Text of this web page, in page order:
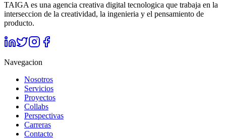
TAIGA es una agencia creativa digital tecnologica que trabaja en la
interseccion de la creatividad, la ingenieria y el pensamiento de
producto.
Navegacion
Nosotros
Servicios
Proyectos
Collabs
Perspectivas
Carreras
Contacto